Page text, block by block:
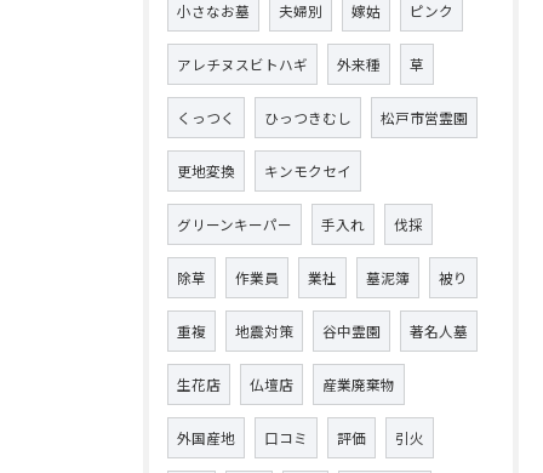
小さなお墓 夫婦別 嫁姑 ピンク
アレチヌスビトハギ 外来種 草
くっつく ひっつきむし 松戸市営霊園
更地変換 キンモクセイ
グリーンキーパー 手入れ 伐採
除草 作業員 業社 墓泥簿 被り
重複 地震対策 谷中霊園 著名人墓
生花店 仏壇店 産業廃棄物
外国産地 口コミ 評価 引火